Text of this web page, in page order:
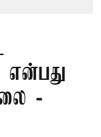
என்பது
-